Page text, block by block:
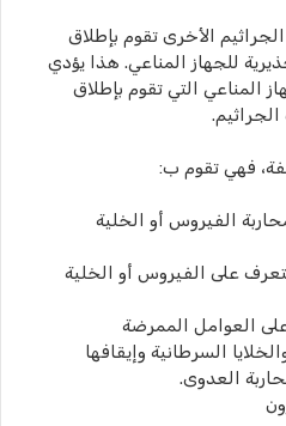
الأخرى تقوم بإطلاق
للجهاز المناعي. هذا يؤدي
المناعي التي تقوم بإطلاق
فهي تقوم ب:
الفيروس أو الخلية
على الفيروس أو الخلية
العوامل الممرضة
السرطانية وإيقافها
العدوى.